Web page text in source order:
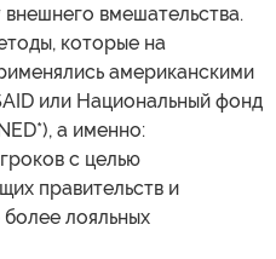
вмешательства.
которые на
американскими
или Национальный фонд
а именно:
с целью
правительств и
лояльных